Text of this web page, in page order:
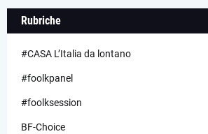
Rubriche
#CASA L’Italia da lontano
#foolkpanel
#foolksession
BF-Choice